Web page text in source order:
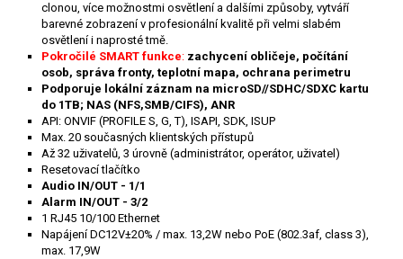
clonou, více možnostmi osvětlení a dalšími způsoby, vytváří
barevné zobrazení v profesionální kvalitě při velmi slabém
osvětlení i naprosté tmě.
Pokročilé SMART funkce: zachycení obličeje, počítání
osob, správa fronty, teplotní mapa, ochrana perimetru
Podporuje lokální záznam na microSD//SDHC/SDXC kartu
do 1TB; NAS (NFS,SMB/CIFS), ANR
API: ONVIF (PROFILE S, G, T), ISAPI, SDK, ISUP
Max. 20 současných klientských přístupů
Až 32 uživatelů, 3 úrovně (administrátor, operátor, uživatel)
Resetovací tlačítko
Audio IN/OUT - 1/1
Alarm IN/OUT - 3/2
1 RJ45 10/100 Ethernet
Napájení DC12V±20% / max. 13,2W nebo PoE (802.3af, class 3),
max. 17,9W